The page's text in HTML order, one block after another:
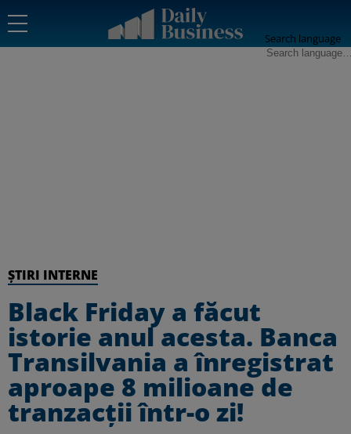
Search language
ȘTIRI INTERNE
Black Friday a făcut
istorie anul acesta. Banca
Transilvania a înregistrat
aproape 8 milioane de
tranzacții într-o zi!